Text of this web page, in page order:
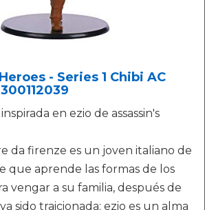
- Series 1 Chibi AC
en ezio de assassin's
da firenze es un joven italiano de
que aprende las formas de los
vengar a su familia, después de
sido traicionada; ezio es un alma